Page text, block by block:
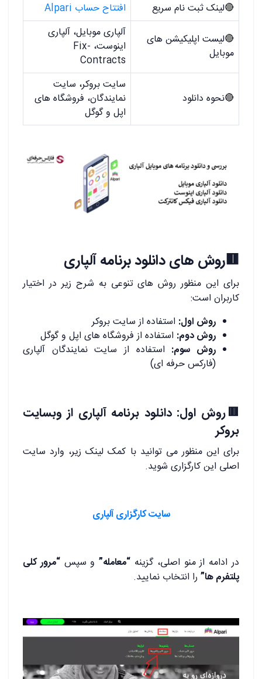
🔴لینک ثبت نام سریع
افتتاح حساب Alpari
🔴لیست اپلیکیشن های
موبایل
آلپاری موبایل، آلپاری
اینوست، Fix-
Contracts
🔴نحوه دانلود
سایت بروکر، سایت
نمایندگان، فروشگاه های
اپل و گوگل
🟥روش های دانلود برنامه آلپاری
برای این منظور روش های تنوعی به شرح زیر در اختیار
کاربران است:
روش اول: استفاده از سایت بروکر
روش دوم: استفاده از فروشگاه های اپل و گوگل
روش سوم: استفاده از سایت نمایندگان آلپاری
(فارکس حرفه ای)
🟥روش اول: دانلود برنامه آلپاری از وبسایت
بروکر
برای این منظور می توانید با کمک لینک زیر، وارد سایت
اصلی این کارگزاری شوید.
سایت کارگزاری آلپاری
در ادامه از منو اصلی، گزینه “معامله”و سپس“مرور کلی
پلتفرم ها” را انتخاب نمایید.